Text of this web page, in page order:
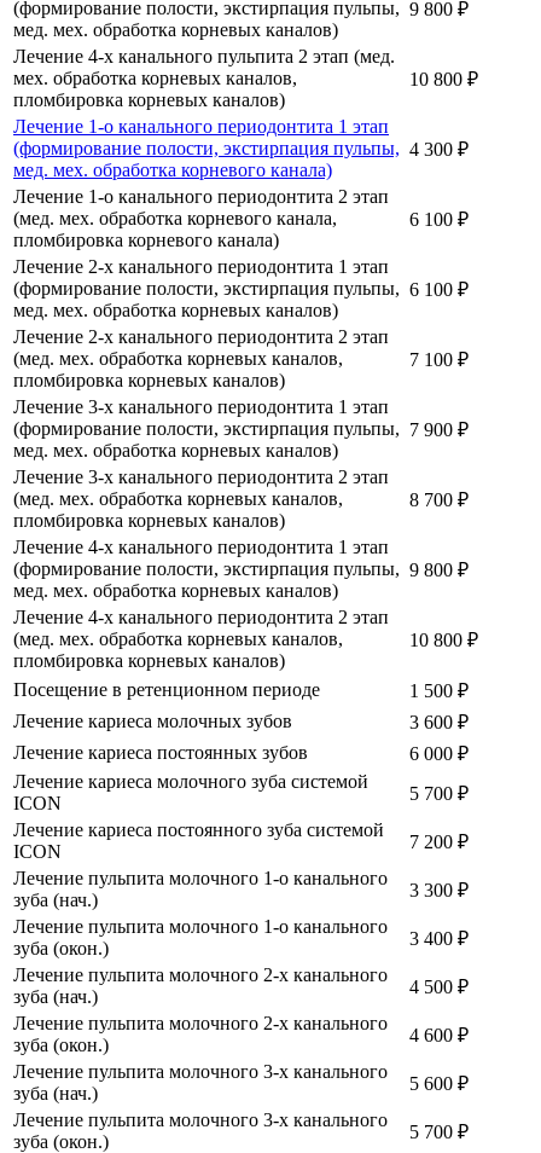
(формирование полости, экстирпация пульпы,
мед. мех. обработка корневых каналов)
9 800 ₽
Лечение 4-х канального пульпита 2 этап (мед.
мех. обработка корневых каналов,
пломбировка корневых каналов)
10 800 ₽
Лечение 1-о канального периодонтита 1 этап
(формирование полости, экстирпация пульпы,
мед. мех. обработка корневого канала)
4 300 ₽
Лечение 1-о канального периодонтита 2 этап
(мед. мех. обработка корневого канала,
пломбировка корневого канала)
6 100 ₽
Лечение 2-х канального периодонтита 1 этап
(формирование полости, экстирпация пульпы,
мед. мех. обработка корневых каналов)
6 100 ₽
Лечение 2-х канального периодонтита 2 этап
(мед. мех. обработка корневых каналов,
пломбировка корневых каналов)
7 100 ₽
Лечение 3-х канального периодонтита 1 этап
(формирование полости, экстирпация пульпы,
мед. мех. обработка корневых каналов)
7 900 ₽
Лечение 3-х канального периодонтита 2 этап
(мед. мех. обработка корневых каналов,
пломбировка корневых каналов)
8 700 ₽
Лечение 4-х канального периодонтита 1 этап
(формирование полости, экстирпация пульпы,
мед. мех. обработка корневых каналов)
9 800 ₽
Лечение 4-х канального периодонтита 2 этап
(мед. мех. обработка корневых каналов,
пломбировка корневых каналов)
10 800 ₽
Посещение в ретенционном периоде
1 500 ₽
Лечение кариеса молочных зубов
3 600 ₽
Лечение кариеса постоянных зубов
6 000 ₽
Лечение кариеса молочного зуба системой
ICON
5 700 ₽
Лечение кариеса постоянного зуба системой
ICON
7 200 ₽
Лечение пульпита молочного 1-о канального
зуба (нач.)
3 300 ₽
Лечение пульпита молочного 1-о канального
зуба (окон.)
3 400 ₽
Лечение пульпита молочного 2-х канального
зуба (нач.)
4 500 ₽
Лечение пульпита молочного 2-х канального
зуба (окон.)
4 600 ₽
Лечение пульпита молочного 3-х канального
зуба (нач.)
5 600 ₽
Лечение пульпита молочного 3-х канального
зуба (окон.)
5 700 ₽